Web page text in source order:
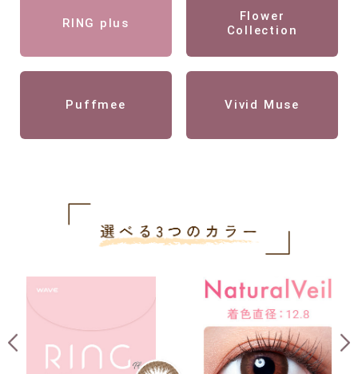
RING plus
Flower
Collection
Puffmee Vivid Muse